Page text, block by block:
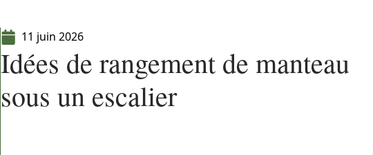
11 juin 2026
Idées de rangement de manteau
sous un escalier